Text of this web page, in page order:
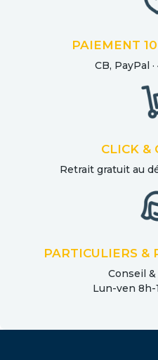
PAIEMENT
CB, PayPal
CLICK &
Retrait gratuit au
PARTICULIERS &
Conseil
Lun-ven 8h-